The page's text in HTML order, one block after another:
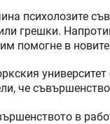
психолозите
грешки.
помогне в
че
в